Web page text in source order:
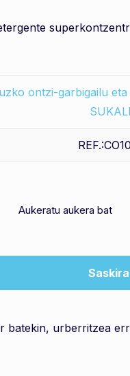
ontzi-garbigailu
urberritzea